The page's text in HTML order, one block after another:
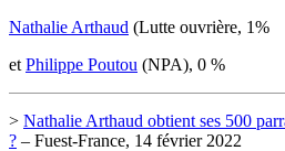
Nathalie Arthaud (Lutte ouvrière, 1%
et Philippe Poutou (NPA), 0 %
> Nathalie Arthaud obtient ses 500
? – Fuest-France, 14 février 2022